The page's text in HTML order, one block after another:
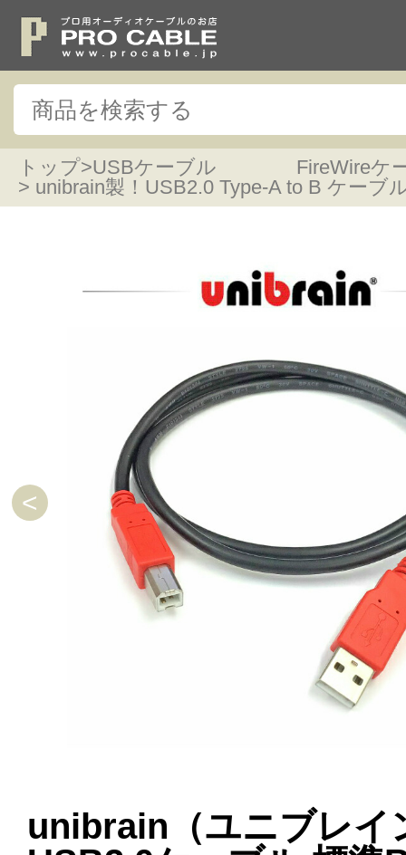
トップ>USBケーブル FireWireケ
> unibrain製！USB2.0 Type-A to B ケーブ
unibrain（ユニブレイ